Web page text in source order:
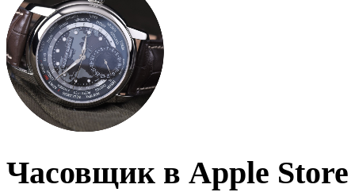
Часовщик в Apple Store